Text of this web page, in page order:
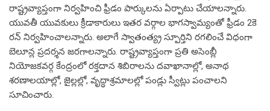
రాష్ట్రవ్యాప్తంగా నిర్వహించి ఫ్రీడం పార్కులను ఏర్పాటు చేయాలన్నారు.
యువతీ యువకులు క్రీడాకారులు ఇతర వర్గాల భాగస్వామ్యంతో ఫ్రీడం 2కె
రన్ నిర్వహించాలన్నారు. అలాగే స్వాతంత్య్ర స్పూర్తిని రగలించే విధంగా
బెలూన్ల ప్రదర్శన జరగాలన్నారు. రాష్ట్రవ్యాప్తంగా ప్రతి అసెంబ్లీ
నియోజకవర్గ కేంద్రంలో రక్తదాన శిబిరాలను దవాఖానాల్లో, అనాథ
శరణాలయాల్లో, జైల్లల్లో, వృద్ధాశ్రమాలల్లో పండ్లు స్వీట్లు పంచాలని
సూచించారు.